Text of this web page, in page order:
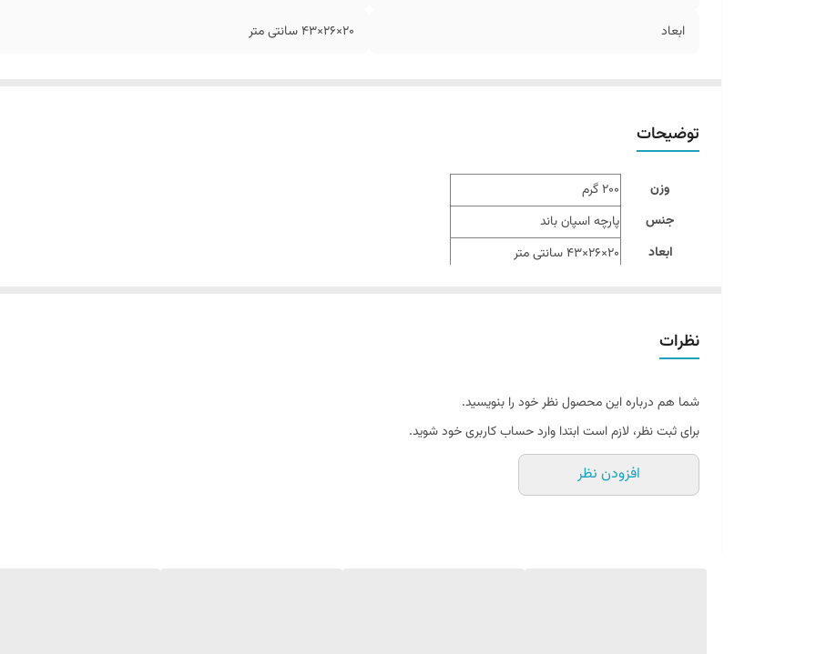
ابعاد 20×26×43 سانتی متر
توضیحات
وزن
200 گرم
جنس
پارچه اسپان باند
ابعاد
20×26×43 سانتی متر
نظرات
شما هم درباره این محصول نظر خود را بنویسید.
برای ثبت نظر، لازم است ابتدا وارد حساب کاربری خود شوید.
افزودن نظر